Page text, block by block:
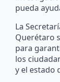
pueda
La
Querétaro
para
los
y el estado